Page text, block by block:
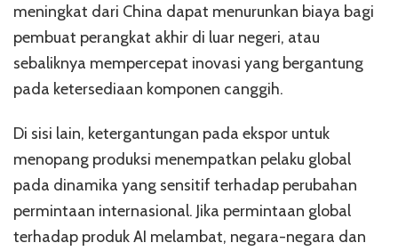
meningkat dari China dapat menurunkan biaya bagi
pembuat perangkat akhir di luar negeri, atau
sebaliknya mempercepat inovasi yang bergantung
pada ketersediaan komponen canggih.
Di sisi lain, ketergantungan pada ekspor untuk
menopang produksi menempatkan pelaku global
pada dinamika yang sensitif terhadap perubahan
permintaan internasional. Jika permintaan global
terhadap produk AI melambat, negara-negara dan